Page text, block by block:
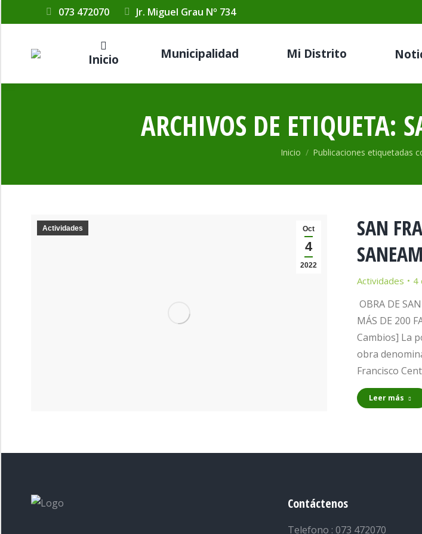
073 472070 Jr. Miguel Grau Nº 734
Inicio Municipalidad Mi Distrito
ARCHIVOS DE ETIQUETA:
Estás aquí:
Inicio Publicaciones etiquetadas
Oct
4
2022
Actividades
SAN
Actividades 4
OBRA DE
MÁS DE 200
Cambios] La
obra
Francisco
Leer más
Contáctenos
Telefono : 073 472070